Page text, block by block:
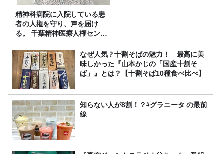
精神科病院に入院している患
者の人権を守り、声を届け
る。 千葉精神医療人権センタ
ーの取り組み
なぜ人気？十割そばの魅力！ 最高に美
味しかった『山本かじの「国産十割そ
ば」』とは？【十割そば10種食べ比べ】
知らない人が8割！？#グラニータ の最前
線